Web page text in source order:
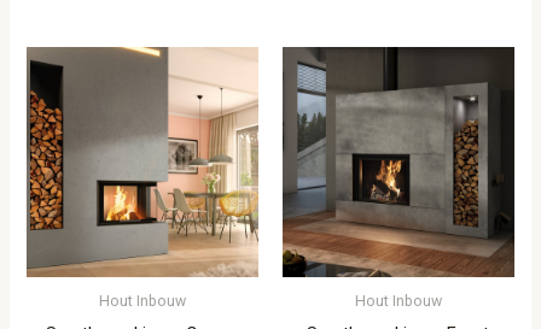
Hout Inbouw Hout Inbouw